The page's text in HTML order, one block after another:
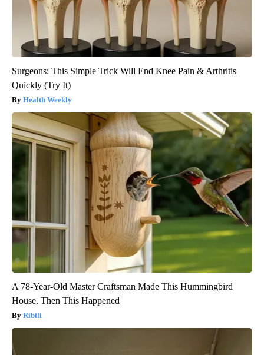
Surgeons: This Simple Trick Will End Knee Pain & Arthritis
Quickly (Try It)
Health Weekly
A 78-Year-Old Master Craftsman Made This Hummingbird
House. Then This Happened
Ribili